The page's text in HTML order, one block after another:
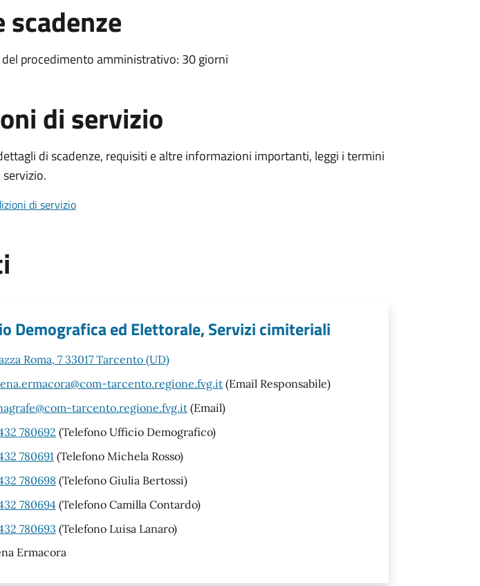
scadenze
procedimento amministrativo: 30 giorni
di servizio
di scadenze, requisiti e altre informazioni importanti, leggi i termini
di servizio
Demografica ed Elettorale, Servizi cimiteriali
Roma, 7 33017 Tarcento (UD)
tarcento.regione.fvg.it (Email Responsabile)
tarcento.regione.fvg.it (Email)
780692 (Telefono Ufficio Demografico)
780691 (Telefono Michela Rosso)
780698(Telefono Giulia Bertossi)
780694(Telefono Camilla Contardo)
780693 (Telefono Luisa Lanaro)
Ermacora